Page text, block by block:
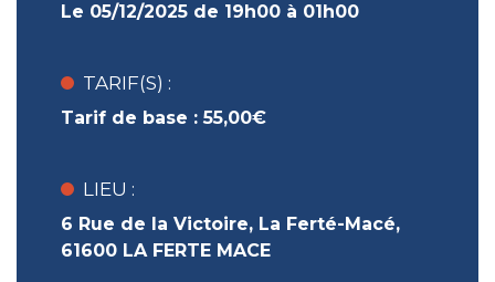
Le 05/12/2025 de 19h00 à 01h00
TARIF(S) :
Tarif de base :55,00€
LIEU :
6 Rue de la Victoire, La Ferté-Macé,
61600 LA FERTE MACE